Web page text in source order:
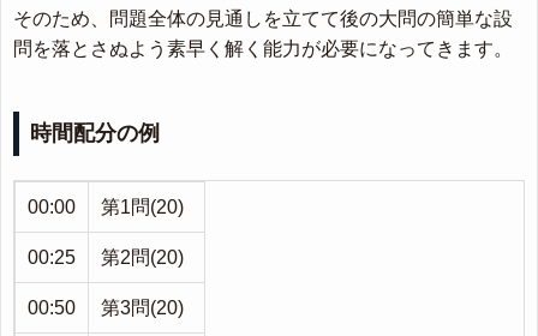
そのため、問題全体の見通しを立てて後の大問の簡単な設
問を落とさぬよう素早く解く能力が必要になってきます。
時間配分の例
00:00 第1問(20)
00:25 第2問(20)
00:50 第3問(20)